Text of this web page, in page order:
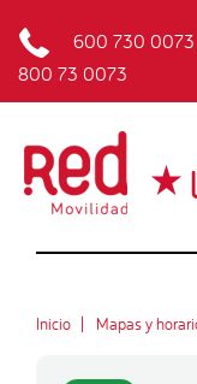
600 730 0073
800 73 0073
Inicio Mapas y